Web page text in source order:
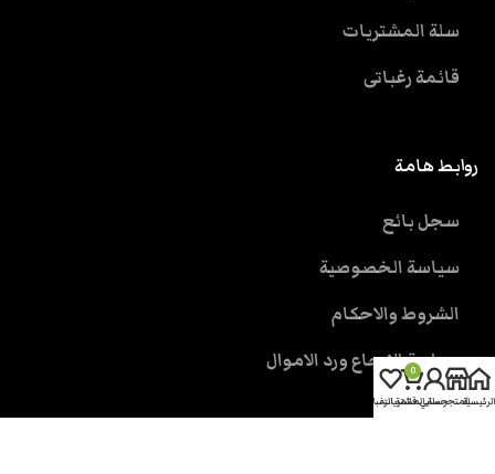
سلة المشتريات
قائمة رغباتى
روابط هامة
سجل بائع
سياسة الخصوصية
الشروط والاحكام
سياسة الارجاع ورد الاموال
الرئيسيةالمتجرحسابي
0
سلة المشتريات
قائمة الرغبات